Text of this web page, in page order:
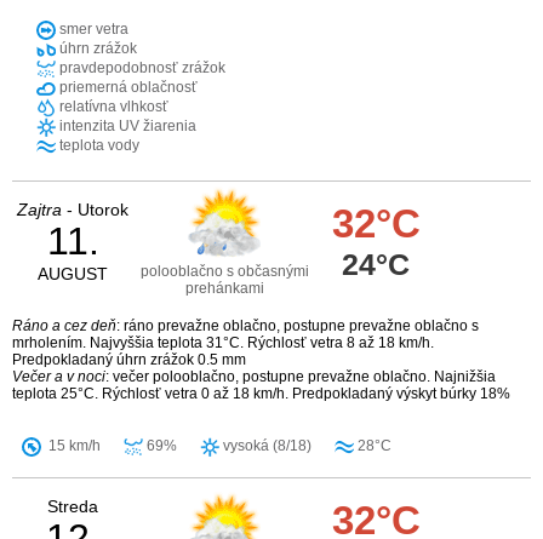
smer vetra
úhrn zrážok
pravdepodobnosť zrážok
priemerná oblačnosť
relatívna vlhkosť
intenzita UV žiarenia
teplota vody
Zajtra - Utorok
11.
AUGUST
polooblačno s občasnými
prehánkami
32°C
24°C
Ráno a cez deň: ráno prevažne oblačno, postupne prevažne oblačno s
mrholením. Najvyššia teplota 31°C. Rýchlosť vetra 8 až 18 km/h.
Predpokladaný úhrn zrážok 0.5 mm
Večer a v noci: večer polooblačno, postupne prevažne oblačno. Najnižšia
teplota 25°C. Rýchlosť vetra 0 až 18 km/h. Predpokladaný výskyt búrky 18%
15 km/h 69% vysoká (8/18) 28°C
Streda 32°C